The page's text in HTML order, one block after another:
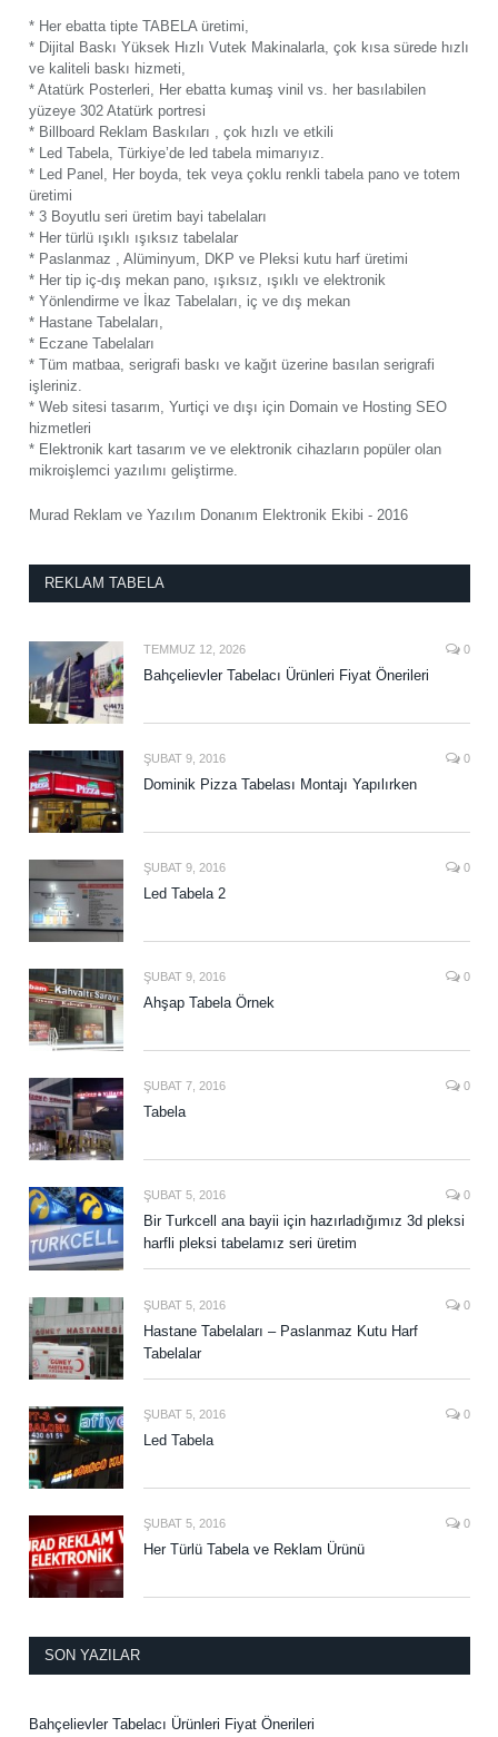
* Her ebatta tipte TABELA üretimi,
* Dijital Baskı Yüksek Hızlı Vutek Makinalarla, çok kısa sürede hızlı
ve kaliteli baskı hizmeti,
* Atatürk Posterleri, Her ebatta kumaş vinil vs. her basılabilen
yüzeye 302 Atatürk portresi
* Billboard Reklam Baskıları , çok hızlı ve etkili
* Led Tabela, Türkiye’de led tabela mimarıyız.
* Led Panel, Her boyda, tek veya çoklu renkli tabela pano ve totem
üretimi
* 3 Boyutlu seri üretim bayi tabelaları
* Her türlü ışıklı ışıksız tabelalar
* Paslanmaz , Alüminyum, DKP ve Pleksi kutu harf üretimi
* Her tip iç-dış mekan pano, ışıksız, ışıklı ve elektronik
* Yönlendirme ve İkaz Tabelaları, iç ve dış mekan
* Hastane Tabelaları,
* Eczane Tabelaları
* Tüm matbaa, serigrafi baskı ve kağıt üzerine basılan serigrafi
işleriniz.
* Web sitesi tasarım, Yurtiçi ve dışı için Domain ve Hosting SEO
hizmetleri
* Elektronik kart tasarım ve ve elektronik cihazların popüler olan
mikroişlemci yazılımı geliştirme.
Murad Reklam ve Yazılım Donanım Elektronik Ekibi - 2016
REKLAM TABELA
TEMMUZ 12, 2026 0
Bahçelievler Tabelacı Ürünleri Fiyat Önerileri
ŞUBAT 9, 2016 0
Dominik Pizza Tabelası Montajı Yapılırken
ŞUBAT 9, 2016 0
Led Tabela 2
ŞUBAT 9, 2016 0
Ahşap Tabela Örnek
ŞUBAT 7, 2016 0
Tabela
ŞUBAT 5, 2016 0
Bir Turkcell ana bayii için hazırladığımız 3d pleksi
harfli pleksi tabelamız seri üretim
ŞUBAT 5, 2016 0
Hastane Tabelaları – Paslanmaz Kutu Harf
Tabelalar
ŞUBAT 5, 2016 0
Led Tabela
ŞUBAT 5, 2016 0
Her Türlü Tabela ve Reklam Ürünü
SON YAZILAR
Bahçelievler Tabelacı Ürünleri Fiyat Önerileri